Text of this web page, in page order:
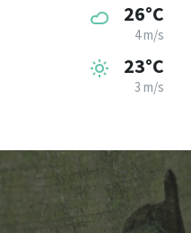
26°C
4 m/s
23°C
3 m/s